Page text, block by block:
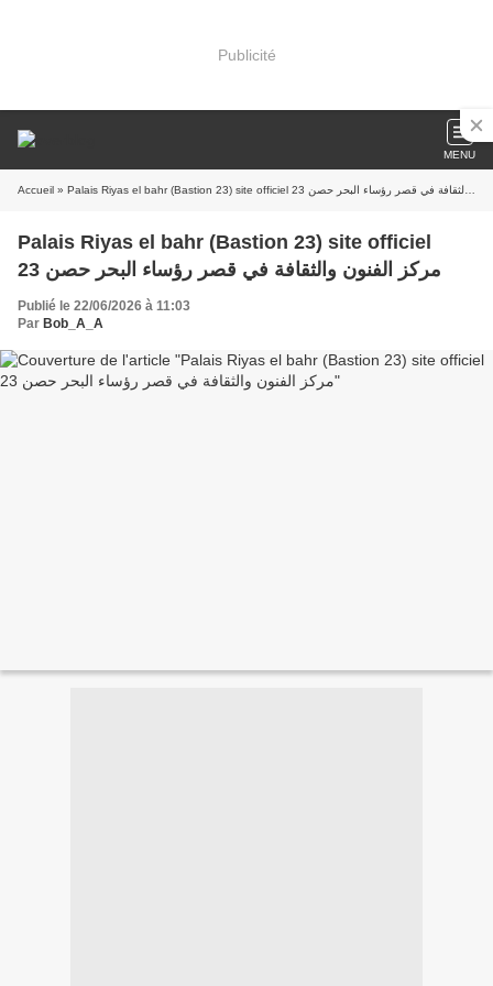
Publicité
MENU
Accueil » Palais Riyas el bahr (Bastion 23) site officiel مركز الفنون والثقافة في قصر رؤساء البحر حصن 23
Palais Riyas el bahr (Bastion 23) site officiel
مركز الفنون والثقافة في قصر رؤساء البحر حصن 23
Publié le 22/06/2026 à 11:03
Par Bob_A_A